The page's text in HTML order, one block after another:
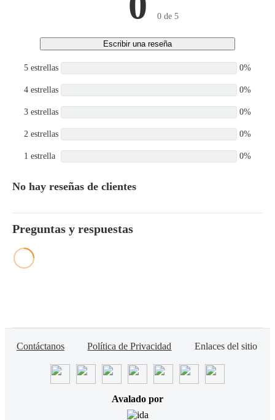
0 de 5
Escribir una reseña
5 estrellas 0%
4 estrellas 0%
3 estrellas 0%
2 estrellas 0%
1 estrella 0%
No hay reseñas de clientes
Preguntas y respuestas
Contáctanos Política de Privacidad Enlaces del sitio
Avalado por